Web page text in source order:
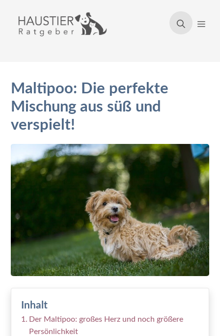
Inhalt
springen
Maltipoo: Die perfekte
Mischung aus süß und
verspielt!
Inhalt
Der Maltipoo: großes Herz und noch größere
Persönlichkeit